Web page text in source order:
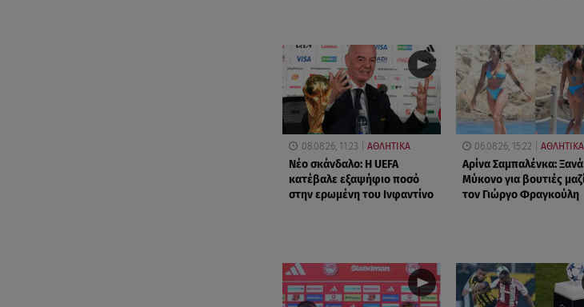
08.08.26, 11:23 ΑΘΛΗΤΙΚΑ
Νέο σκάνδαλο: Η UEFA
κατέβαλε εξαψήφιο ποσό
στην ερωμένη του Ινφαντίνο
06.08.26, 15:22 ΑΘΛΗΤΙΚΑ
Αρίνα Σαμπαλένκα:
Μύκονο για βουτιές
τον Γιώργο Φραγκούλη